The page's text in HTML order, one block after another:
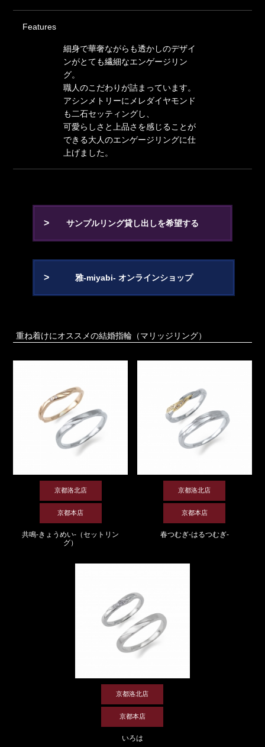
Features
細身で華奢ながらも透かしのデザイ
ンがとても繊細なエンゲージリン
グ。
職人のこだわりが詰まっています。
アシンメトリーにメレダイヤモンド
も二石セッティングし、
可愛らしさと上品さを感じることが
できる大人のエンゲージリングに仕
上げました。
サンプルリング貸し出しを希望する
雅-miyabi- オンラインショップ
重ね着けにオススメの結婚指輪（マリッジリング）
京都洛北店
京都本店
共鳴-きょうめい-（セットリン
グ）
京都洛北店
京都本店
春つむぎ-はるつむぎ-
京都洛北店
京都本店
いろは